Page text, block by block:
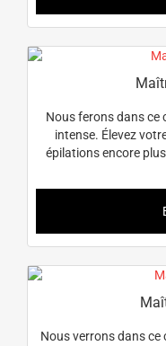
Nous ferons dans ce
intense. Élevez
épilations encore
Nous verrons dans